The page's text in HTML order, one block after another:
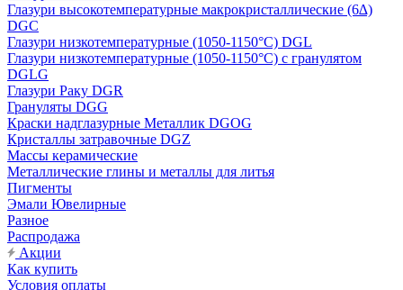
Глазури высокотемпературные макрокристаллические (6∆)
DGC
Глазури низкотемпературные (1050-1150°С) DGL
Глазури низкотемпературные (1050-1150°С) с гранулятом
DGLG
Глазури Раку DGR
Грануляты DGG
Краски надглазурные Металлик DGOG
Кристаллы затравочные DGZ
Массы керамические
Металлические глины и металлы для литья
Пигменты
Эмали Ювелирные
Разное
Распродажа
Акции
Как купить
Условия оплаты